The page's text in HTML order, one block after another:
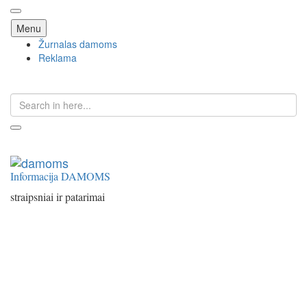
Menu Skip
to
content
Žurnalas damoms
Reklama
Search
for:
Informacija DAMOMS
straipsniai ir patarimai